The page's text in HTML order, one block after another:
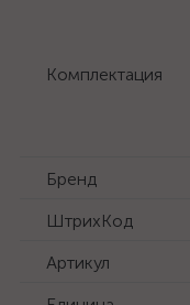
Комплектация
Бренд
ШтрихКод
Артикул